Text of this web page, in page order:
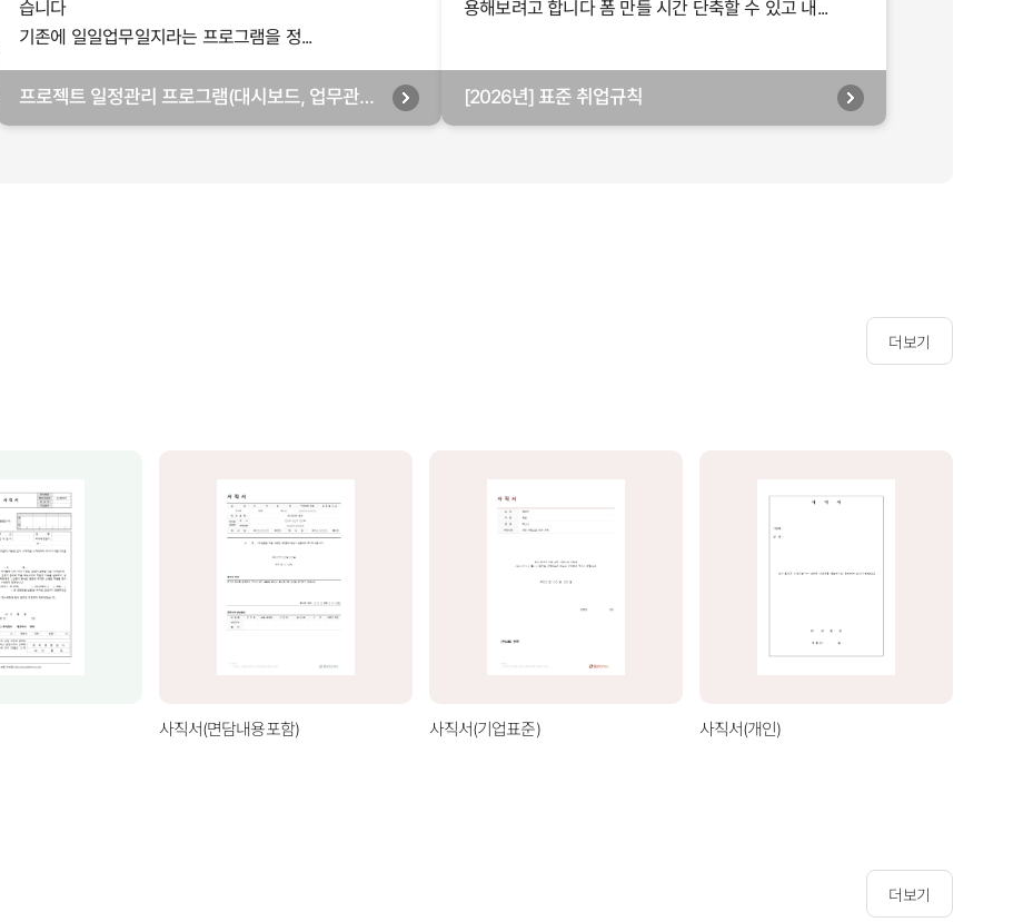
습니다
기존에 일일업무일지라는 프로그램을 정...
프로젝트 일정관리 프로그램(대시보드, 업무관리,
용해보려고 합니다 폼 만들 시간 단축할 수 있고 내...
[2026년] 표준 취업규칙
더보기
사직서(면담내용포함) 사직서(기업표준) 사직서(개인)
더보기